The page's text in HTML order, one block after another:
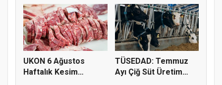
UKON 6 Ağustos
Haftalık Kesim
TÜSEDAD: Temmuz
Ayı Çiğ Süt Üretim